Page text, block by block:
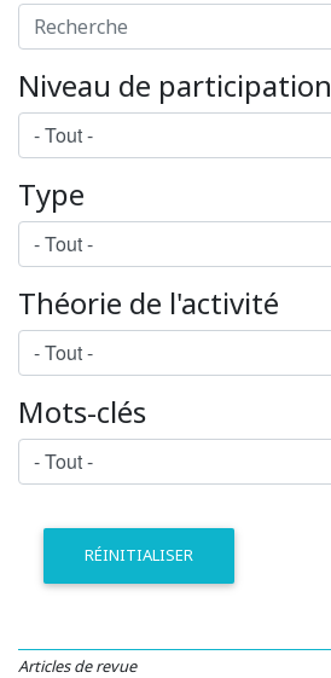
Niveau de participation
Type
Théorie de l'activité
Mots-clés
RÉINITIALISER
Articles de revue